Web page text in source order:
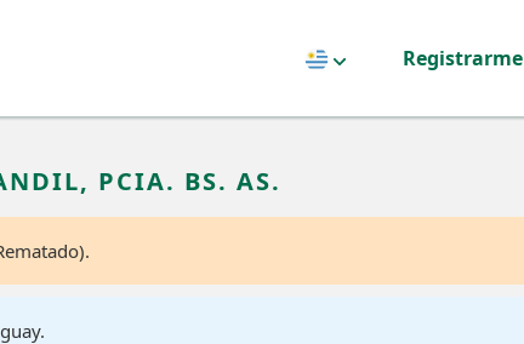
Uruguay
Registrarme
PCIA. BS. AS.